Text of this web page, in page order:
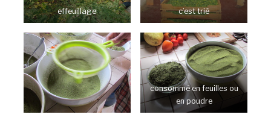
effeuillage c’est trié
consommé en feuilles ou
en poudre